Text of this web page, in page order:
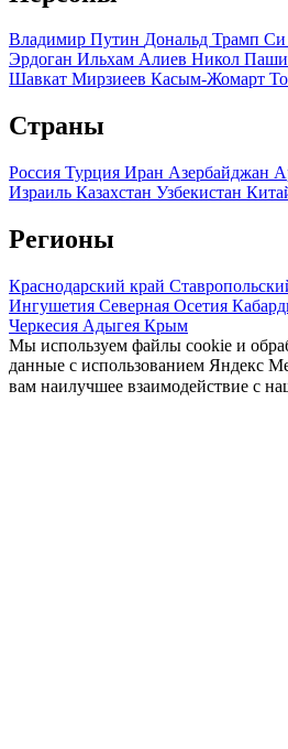
Владимир Путин Дональд Трамп Си
Эрдоган Ильхам Алиев Никол
Шавкат Мирзиеев Касым-Жомарт
Страны
Россия Турция Иран Азербайджан
Израиль Казахстан Узбекистан
Регионы
Краснодарский край
Ингушетия Северная Осетия
Черкесия Адыгея Крым
Мы используем файлы cookie и
данные с использованием Яндекс
вам наилучшее взаимодействие с